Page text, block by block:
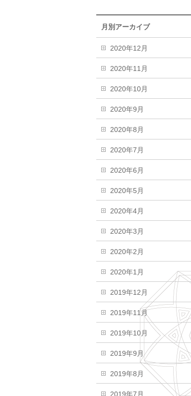
月別アーカイブ
2020年12月
2020年11月
2020年10月
2020年9月
2020年8月
2020年7月
2020年6月
2020年5月
2020年4月
2020年3月
2020年2月
2020年1月
2019年12月
2019年11月
2019年10月
2019年9月
2019年8月
2019年7月